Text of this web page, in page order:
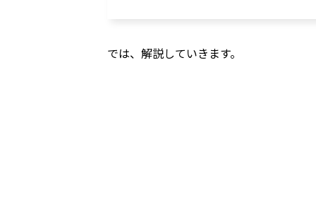
では、解説していきます。